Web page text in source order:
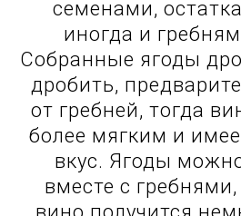
семенами,
иногда и
Собранные ягоды
дробить,
от гребней, тогда
более мягким и
вкус. Ягоды
вместе с